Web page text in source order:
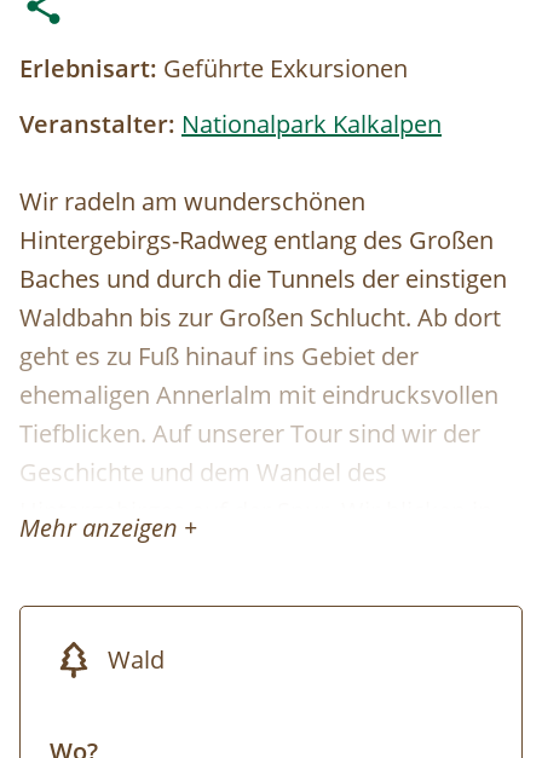
Erlebnisart: Geführte Exkursionen
Veranstalter: Nationalpark Kalkalpen
Wir radeln am wunderschönen
Hintergebirgs-Radweg entlang des Großen
Baches und durch die Tunnels der einstigen
Waldbahn bis zur Großen Schlucht. Ab dort
geht es zu Fuß hinauf ins Gebiet der
ehemaligen Annerlalm mit eindrucksvollen
Tiefblicken. Auf unserer Tour sind wir der
Geschichte und dem Wandel des
Hintergebirges auf der Spur. Wir blicken in
die Zeit der Holzknechte und Almbauern
Technisch leichte Radstrecke, gesamt ca. 23
Mehr anzeigen +
Wald